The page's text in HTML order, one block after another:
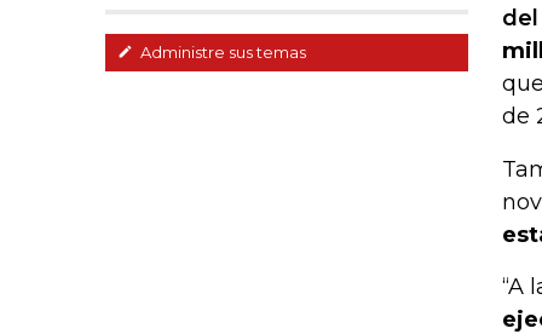
Administre sus temas
de
“A